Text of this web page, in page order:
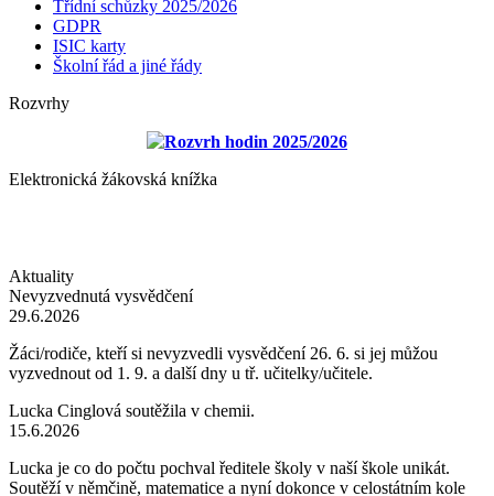
Třídní schůzky 2025/2026
GDPR
ISIC karty
Školní řád a jiné řády
Rozvrhy
Rozvrh hodin 2025/2026
Elektronická žákovská knížka
Aktuality
Nevyzvednutá vysvědčení
29.6.2026
Žáci/rodiče, kteří si nevyzvedli vysvědčení 26. 6. si jej můžou
vyzvednout od 1. 9. a další dny u tř. učitelky/učitele.
Lucka Cinglová soutěžila v chemii.
15.6.2026
Lucka je co do počtu pochval ředitele školy v naší škole unikát.
Soutěží v němčině, matematice a nyní dokonce v celostátním kole